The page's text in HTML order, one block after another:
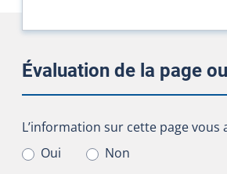
Évaluation de la page
L’information sur cette page
L’information sur cette page vous
Oui
Non